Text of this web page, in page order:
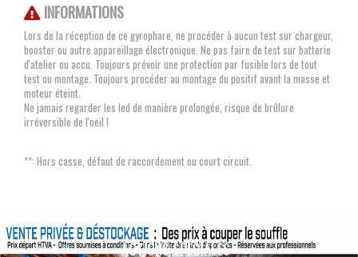
INFORMATIONS
Lors de la réception de ce gyrophare, ne procéder à aucun test sur chargeur,
booster ou autre appareillage électronique. Ne pas faire de test sur batterie
d'atelier ou accu. Toujours prévoir une protection par fusible lors de tout
test ou montage. Toujours procéder au montage du positif avant la masse et
moteur éteint.
Ne jamais regarder les led de manière prolongée, risque de brûlure
irréversible de l'oeil !
**: Hors casse, défaut de raccordement ou court circuit.
ACTIONS SPÉCIALES